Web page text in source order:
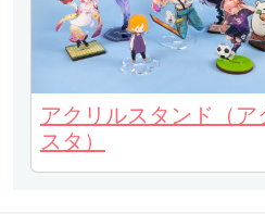
アクリルスタンド（ア
スタ）